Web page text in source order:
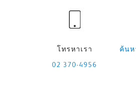
โทรหาเรา
02 370-4956
ค้นห